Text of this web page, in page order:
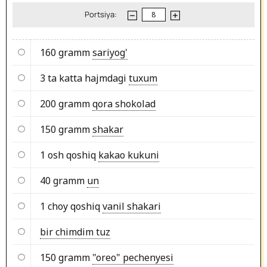
Portsiya:
160 grammsariyog'
3 ta katta hajmdagi tuxum
200 grammqora shokolad
150 grammshakar
1 osh qoshiq kakao kukuni
40 gramm un
1 choy qoshiqvanil shakari
bir chimdim tuz
150 gramm "oreo" pechenyesi